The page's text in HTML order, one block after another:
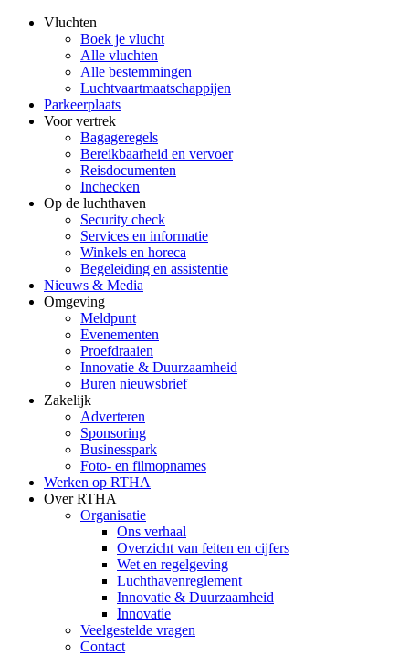
Vluchten
Boek je vlucht
Alle vluchten
Alle bestemmingen
Luchtvaartmaatschappijen
Parkeerplaats
Voor vertrek
Bagageregels
Bereikbaarheid en vervoer
Reisdocumenten
Inchecken
Op de luchthaven
Security check
Services en informatie
Winkels en horeca
Begeleiding en assistentie
Nieuws & Media
Omgeving
Meldpunt
Evenementen
Proefdraaien
Innovatie & Duurzaamheid
Buren nieuwsbrief
Zakelijk
Adverteren
Sponsoring
Businesspark
Foto- en filmopnames
Werken op RTHA
Over RTHA
Organisatie
Ons verhaal
Overzicht van feiten en cijfers
Wet en regelgeving
Luchthavenreglement
Innovatie & Duurzaamheid
Innovatie
Veelgestelde vragen
Contact